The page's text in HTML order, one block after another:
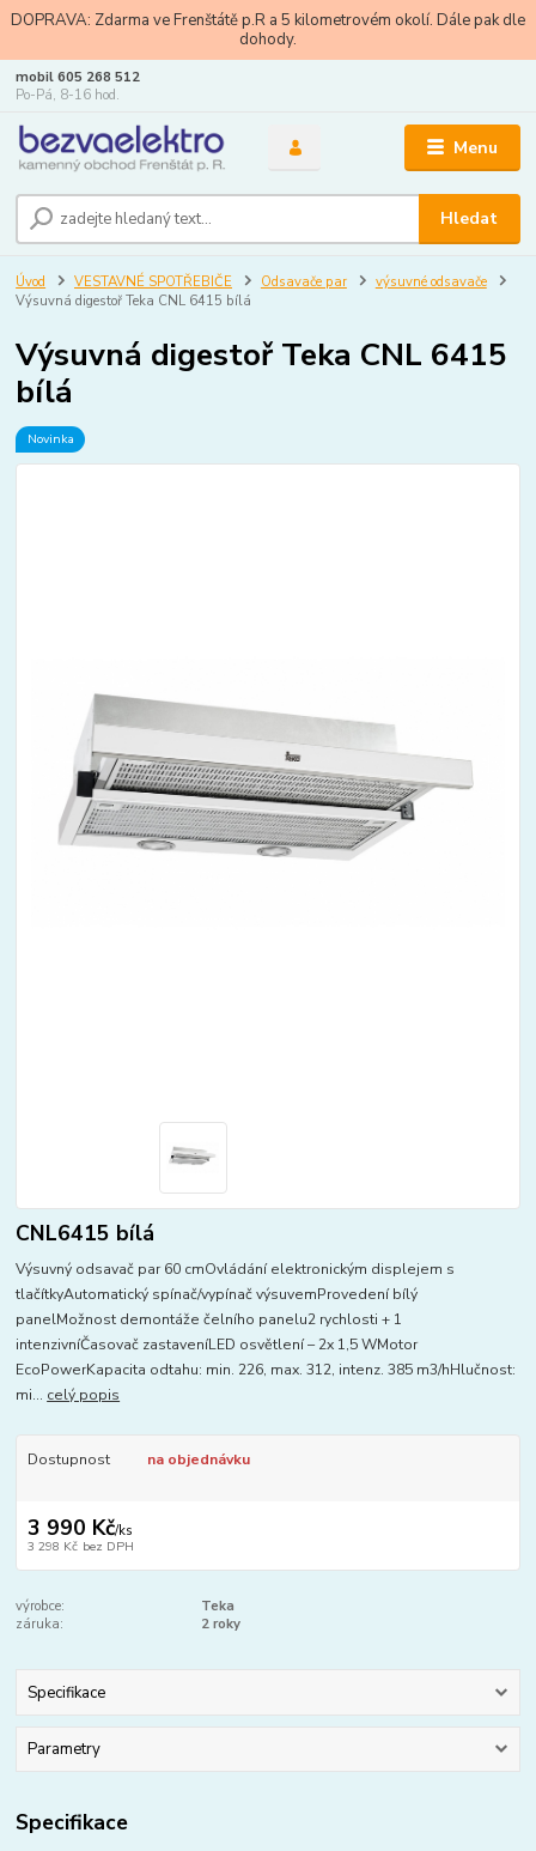
DOPRAVA: Zdarma ve Frenštátě p.R a 5 kilometrovém okolí. Dále pak dle
dohody.
Menu
Hledat
mobil 605 268 512
Po-Pá, 8-16 hod.
Úvod VESTAVNÉ SPOTŘEBIČE Odsavače par
výsuvné odsavače
Výsuvná digestoř Teka CNL 6415 bílá
Výsuvná digestoř Teka CNL 6415
bílá
Novinka
CNL6415 bílá
Výsuvný odsavač par 60 cmOvládání elektronickým displejem s
tlačítkyAutomatický spínač/vypínač výsuvemProvedení bílý
panelMožnost demontáže čelního panelu2 rychlosti + 1
intenzivníČasovač zastaveníLED osvětlení – 2x 1,5 WMotor
EcoPowerKapacita odtahu: min. 226, max. 312, intenz. 385 m3/hHlučnost:
mi... celý popis
Dostupnost na objednávku
3 990 Kč/ks
3 298 Kč bez DPH
výrobce:
Teka
záruka:
2 roky
Specifikace
Parametry
Specifikace